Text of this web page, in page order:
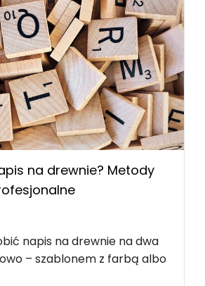
na drewnie? Metody
napis na drewnie na dwa
– szablonem z farbą albo